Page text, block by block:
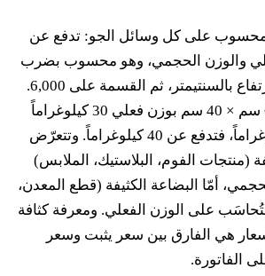
على كل وسائل الجو: تدفع عن
والوزن الحجمي، وهو محسوب بضرب
الطول × العرض × الارتفاع بالسنتيمتر، ثم القسمة على 6,000.
فكرتونة 100 سم × 60 سم × 40 سم بوزن فعلي 30 كيلوغراماً
وزنها الحجمي 40 كيلوغراماً، فتدفع عن 40 كيلوغراماً. وتتعرّض
(منتجات الفوم، البلاستيك، الملابس)
أمّا البضاعة الكثيفة (قطع المعدن،
فتُحاسَب على الوزن الفعلي. ومعرفة كثافة
هي الفارق بين سعر يثبت وسعر
الفاتورة.